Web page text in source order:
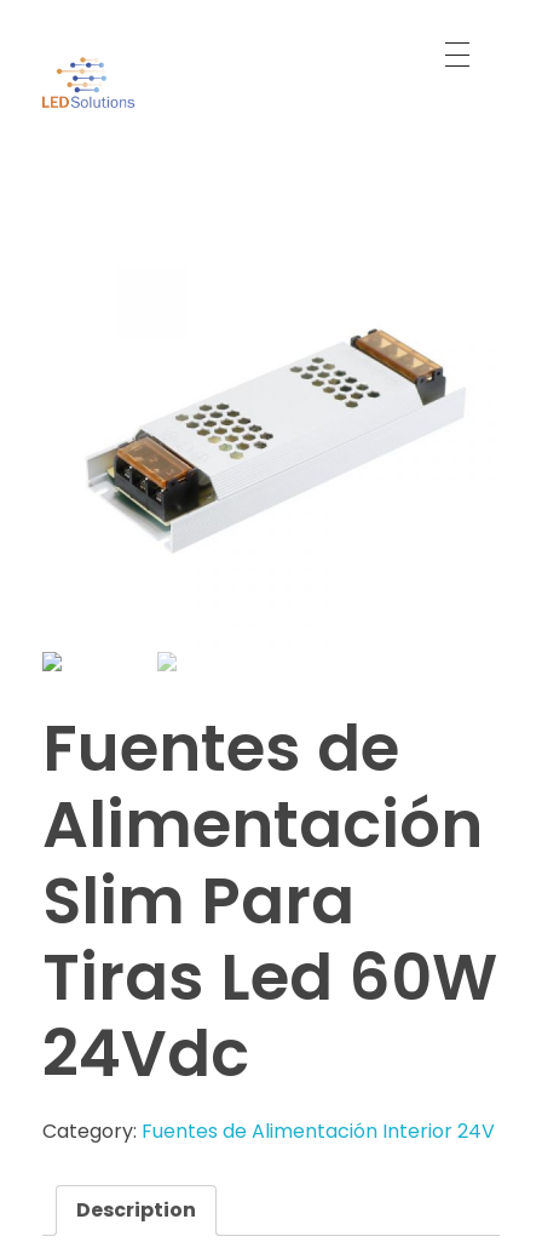
Fuentes de
Alimentación
Slim Para
Tiras Led 60W
24Vdc
Category: Fuentes de Alimentación Interior 24V
Description